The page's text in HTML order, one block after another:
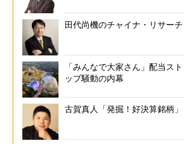
田代尚機のチャイナ・リサーチ
「みんなで大家さん」配当スト
ップ騒動の内幕
古賀真人「発掘！好決算銘柄」